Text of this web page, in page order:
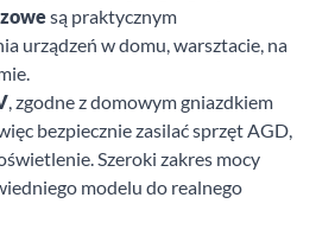
są praktycznym
urządzeń w domu, warsztacie, na
, zgodne z domowym gniazdkiem
bezpiecznie zasilać sprzęt AGD,
Szeroki zakres mocy
modelu do realnego